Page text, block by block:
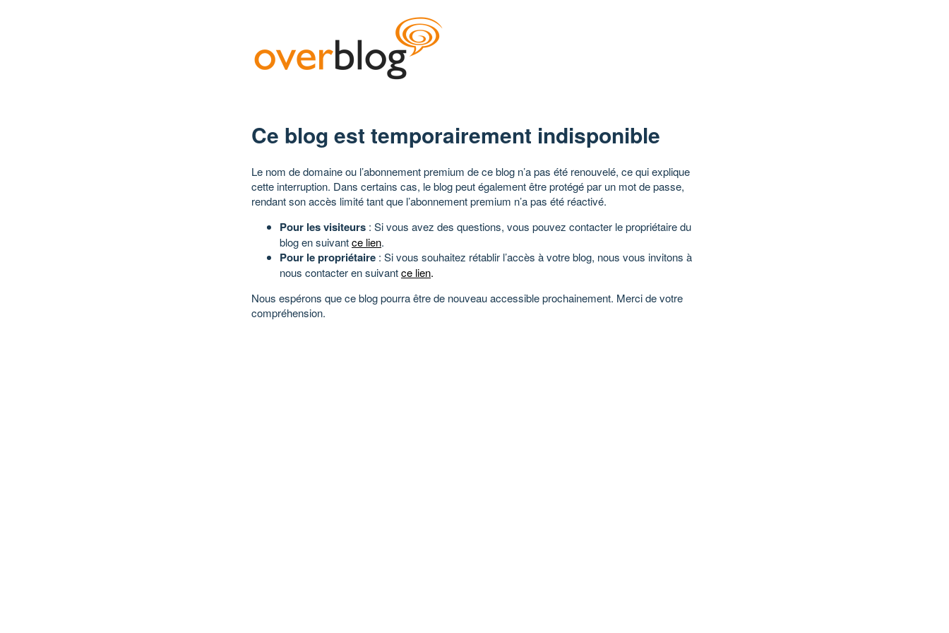
Ce blog est temporairement indisponible
Le nom de domaine ou l’abonnement premium de ce blog n’a pas été renouvelé, ce qui explique
cette interruption. Dans certains cas, le blog peut également être protégé par un mot de passe,
rendant son accès limité tant que l’abonnement premium n’a pas été réactivé.
Pour les visiteurs : Si vous avez des questions, vous pouvez contacter le propriétaire du
blog en suivantce lien.
Pour le propriétaire : Si vous souhaitez rétablir l’accès à votre blog, nous vous invitons à
nous contacter en suivantce lien.
Nous espérons que ce blog pourra être de nouveau accessible prochainement. Merci de votre
compréhension.